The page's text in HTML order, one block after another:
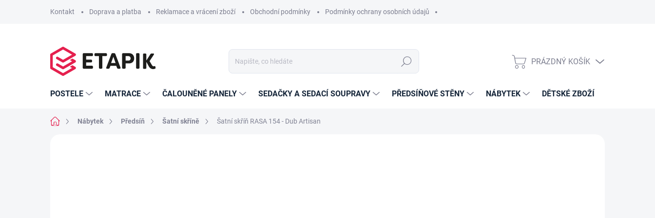
Kontakt Doprava a platba Reklamace a vrácení zboží Obchodní podmínky Podmínky ochrany osobních údajů
Hledat
NÁKUPNÍ
PRÁZDNÝ KOŠÍK
POSTELE MATRACE ČALOUNĚNÉ PANELY SEDAČKY A SEDACÍ SOUPRAVY PŘEDSÍŇOVÉ STĚNY NÁBYTEK DĚTSKÉ ZBOŽÍ
Domů Nábytek Předsíň Šatní skříně Šatní skříň RASA 154 - Dub Artisan